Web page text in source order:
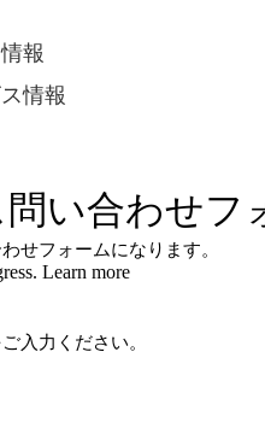
報
情報